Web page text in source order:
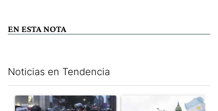
EN ESTA NOTA
Noticias en Tendencia
Un artículo de tendencia con el título "La tensión frente al
Un artículo de tendencia